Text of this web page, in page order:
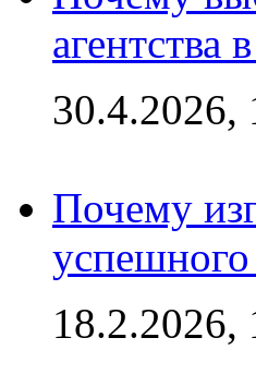
агентства
30.4.2026,
Почему
успешного
18.2.2026,